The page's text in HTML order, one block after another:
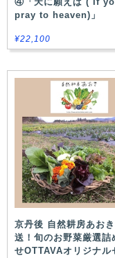
pray to heaven)」
¥22,100
京丹後 自然耕房あお
送！旬のお野菜厳選詰
せOTTAVAオリジナル